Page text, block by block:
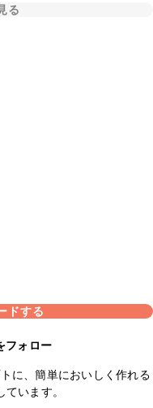
る
ドする
フォロー
に、簡単においしく作れる
います。